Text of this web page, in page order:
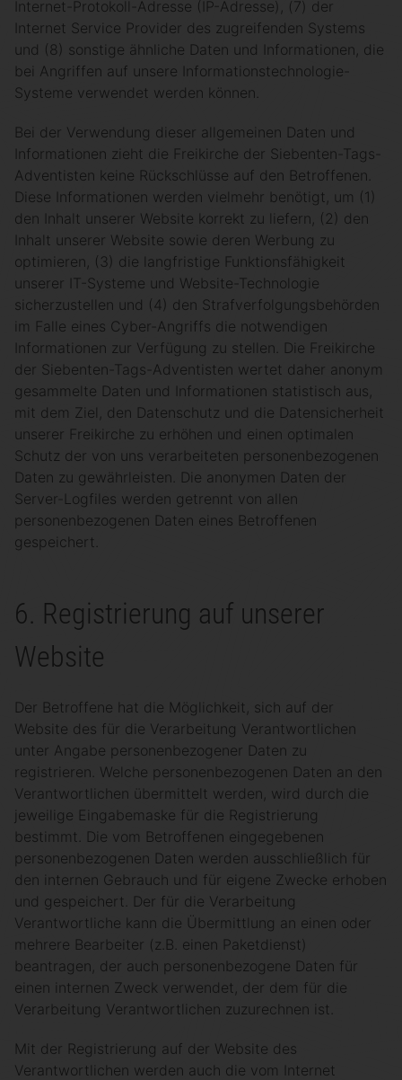
Internet-Protokoll-Adresse (IP-Adresse), (7) der
Internet Service Provider des zugreifenden Systems
und (8) sonstige ähnliche Daten und Informationen, die
bei Angriffen auf unsere Informationstechnologie-
Systeme verwendet werden können.
Bei der Verwendung dieser allgemeinen Daten und
Informationen zieht die Freikirche der Siebenten-Tags-
Adventisten keine Rückschlüsse auf den Betroffenen.
Diese Informationen werden vielmehr benötigt, um (1)
den Inhalt unserer Website korrekt zu liefern, (2) den
Inhalt unserer Website sowie deren Werbung zu
optimieren, (3) die langfristige Funktionsfähigkeit
unserer IT-Systeme und Website-Technologie
sicherzustellen und (4) den Strafverfolgungsbehörden
im Falle eines Cyber-Angriffs die notwendigen
Informationen zur Verfügung zu stellen. Die Freikirche
der Siebenten-Tags-Adventisten wertet daher anonym
gesammelte Daten und Informationen statistisch aus,
mit dem Ziel, den Datenschutz und die Datensicherheit
unserer Freikirche zu erhöhen und einen optimalen
Schutz der von uns verarbeiteten personenbezogenen
Daten zu gewährleisten. Die anonymen Daten der
Server-Logfiles werden getrennt von allen
personenbezogenen Daten eines Betroffenen
gespeichert.
6. Registrierung auf unserer
Website
Der Betroffene hat die Möglichkeit, sich auf der
Website des für die Verarbeitung Verantwortlichen
unter Angabe personenbezogener Daten zu
registrieren. Welche personenbezogenen Daten an den
Verantwortlichen übermittelt werden, wird durch die
jeweilige Eingabemaske für die Registrierung
bestimmt. Die vom Betroffenen eingegebenen
personenbezogenen Daten werden ausschließlich für
den internen Gebrauch und für eigene Zwecke erhoben
und gespeichert. Der für die Verarbeitung
Verantwortliche kann die Übermittlung an einen oder
mehrere Bearbeiter (z.B. einen Paketdienst)
beantragen, der auch personenbezogene Daten für
einen internen Zweck verwendet, der dem für die
Verarbeitung Verantwortlichen zuzurechnen ist.
Mit der Registrierung auf der Website des
Verantwortlichen werden auch die vom Internet